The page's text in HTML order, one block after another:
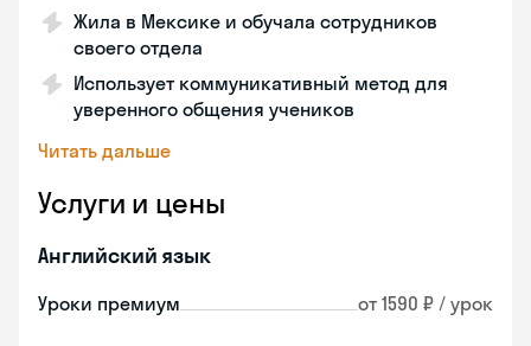
Жила в Мексике и обучала сотрудников
своего отдела
Использует коммуникативный метод для
уверенного общения учеников
Читать дальше
Услуги и цены
Английский язык
Уроки премиум от 1590 ₽ / урок